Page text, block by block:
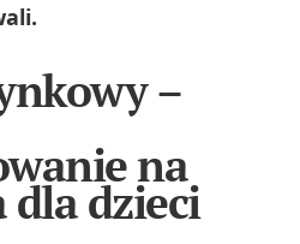
–
na
dla dzieci